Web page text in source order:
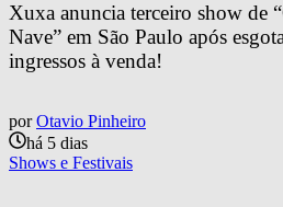
Xuxa anuncia terceiro show de
Nave” em São Paulo após
ingressos à venda!
por Otavio Pinheiro
há 5 dias
Shows e Festivais